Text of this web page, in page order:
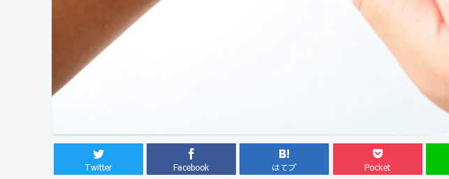
Twitter Facebook はてブ Pocket